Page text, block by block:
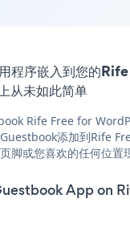
程序嵌入到您的
从未如此简单
Rife Free for
添加到Rife
脚或您喜欢的任何位置
App on